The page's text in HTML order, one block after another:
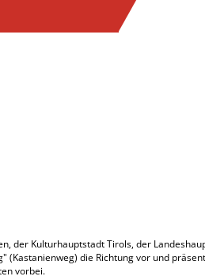
der Kulturhauptstadt Tirols, der
die Richtung vor und
vorbei.